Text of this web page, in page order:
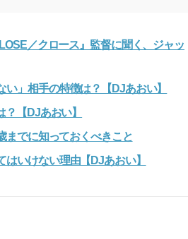
／クロース』監督に聞く、ジャッ
」相手の特徴は？【DJあおい】
【DJあおい】
までに知っておくべきこと
いけない理由【DJあおい】